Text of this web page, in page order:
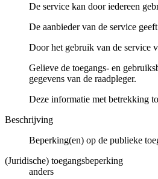
De service kan door iedereen
De aanbieder van de service
Door het gebruik van de service
Gelieve de toegangs- en
gegevens van de raadpleger.
Deze informatie met betrekking
Beschrijving
Beperking(en) op de publieke
(Juridische) toegangsbeperking
anders